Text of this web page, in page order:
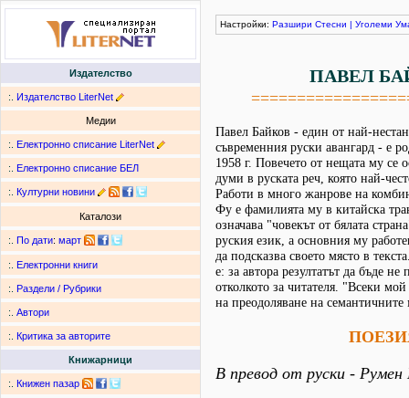
Издателство
:. Издателство LiterNet
Медии
:. Електронно списание LiterNet
:. Електронно списание БЕЛ
:. Културни новини
Каталози
:. По дати: март
:. Електронни книги
:. Раздели / Рубрики
:. Автори
:. Критика за авторите
Книжарници
:. Книжен пазар
Настройки: Разшири Стесни | Уголеми
ПАВЕЛ
Павел Байков - един от най-
съвременния руски авангард - е
1958 г. Повечето от нещата му се
думи в руската реч, която най-
Работи в много жанрове на
Фу е фамилията му в китайска
означава "човекът от бялата
руския език, а основния му
да подсказва своето място в
е: за автора резултатът да бъде
отколкото за читателя. "Всеки мой
на преодоляване на
В превод от руски -